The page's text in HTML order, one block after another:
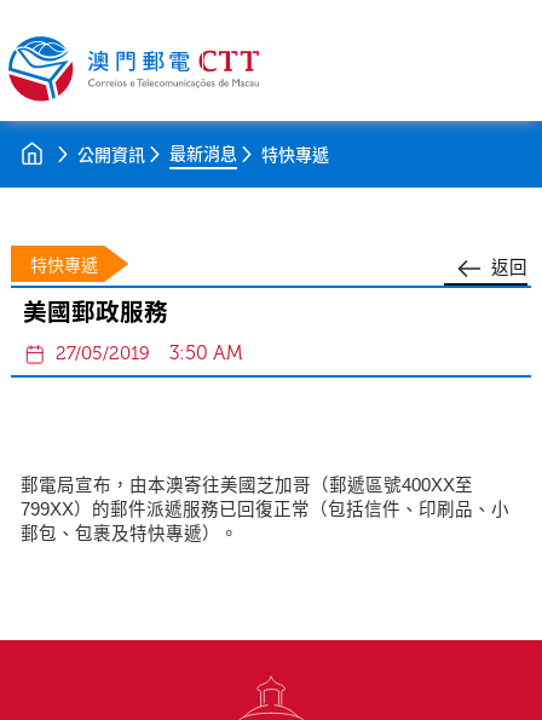
公開資訊 最新消息 特快專遞
返回
特快專遞
美國郵政服務
27/05/2019 3:50 AM
郵電局宣布，由本澳寄往美國芝加哥（郵遞區號400XX至
799XX）的郵件派遞服務已回復正常（包括信件、印刷品、小
郵包、包裹及特快專遞）。